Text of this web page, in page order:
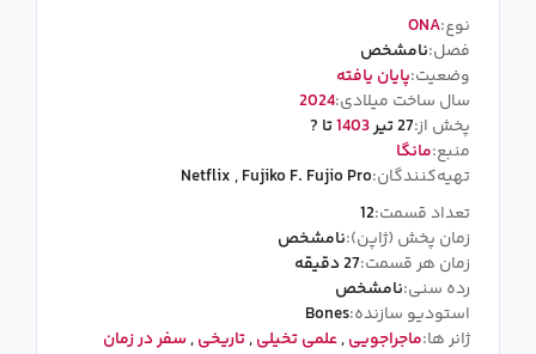
نوع:ONA
فصل:نامشخص
وضعیت:پایان یافته
سال ساخت میلادی:2024
پخش از:27 تیر 1403تا ?
منبع:مانگا
تهیه‌کنندگان:
Netflix,Fujiko F. Fujio Pro
تعداد قسمت:12
زمان پخش (ژاپن):نامشخص
زمان هر قسمت:27 دقیقه
رده سنی:نامشخص
استودیو سازنده:Bones
ژانر ها:ماجراجویی,علمی تخیلی,تاریخی,سفر در زمان